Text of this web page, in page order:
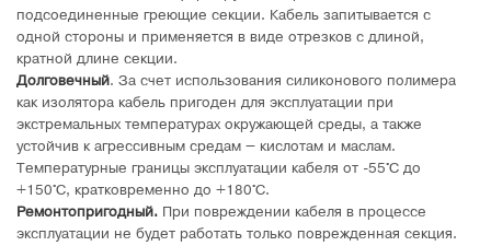
подсоединенные греющие секции. Кабель запитывается с
одной стороны и применяется в виде отрезков с длиной,
кратной длине секции.
Долговечный. За счет использования силиконового полимера
как изолятора кабель пригоден для эксплуатации при
экстремальных температурах окружающей среды, а также
устойчив к агрессивным средам – кислотам и маслам.
Температурные границы эксплуатации кабеля от -55°C до
+150°C, кратковременно до +180°C.
Ремонтопригодный. При повреждении кабеля в процессе
эксплуатации не будет работать только поврежденная секция.